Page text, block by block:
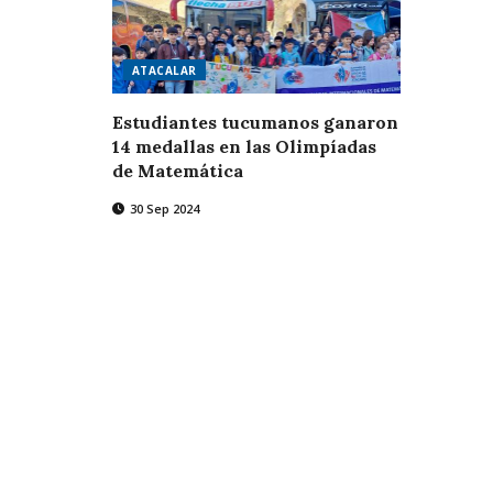
ATACALAR
Estudiantes tucumanos ganaron
14 medallas en las Olimpíadas
de Matemática
30 Sep 2024